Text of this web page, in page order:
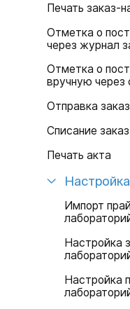
Печать заказ-
Отметка о
через журнал
Отметка о
вручную через
Отправка
Списание
Печать акта
Импорт
Настройка
Настройка